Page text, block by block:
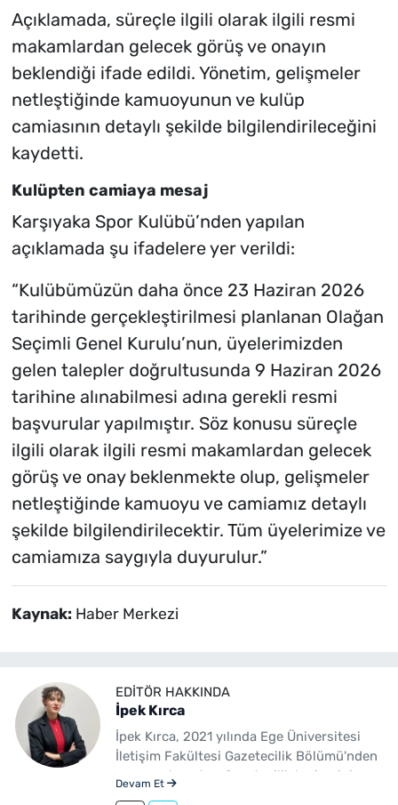
Açıklamada, süreçle ilgili olarak ilgili resmi
makamlardan gelecek görüş ve onayın
beklendiği ifade edildi. Yönetim, gelişmeler
netleştiğinde kamuoyunun ve kulüp
camiasının detaylı şekilde bilgilendirileceğini
kaydetti.
Kulüpten camiaya mesaj
Karşıyaka Spor Kulübü’nden yapılan
açıklamada şu ifadelere yer verildi:
“Kulübümüzün daha önce 23 Haziran 2026
tarihinde gerçekleştirilmesi planlanan Olağan
Seçimli Genel Kurulu’nun, üyelerimizden
gelen talepler doğrultusunda 9 Haziran 2026
tarihine alınabilmesi adına gerekli resmi
başvurular yapılmıştır. Söz konusu süreçle
ilgili olarak ilgili resmi makamlardan gelecek
görüş ve onay beklenmekte olup, gelişmeler
netleştiğinde kamuoyu ve camiamız detaylı
şekilde bilgilendirilecektir. Tüm üyelerimize ve
camiamıza saygıyla duyurulur.”
Kaynak: Haber Merkezi
EDITÖR HAKKINDA
İpek Kırca
İpek Kırca, 2021 yılında Ege Üniversitesi
İletişim Fakültesi Gazetecilik Bölümü'nden
mezun olmuştur. Gazetecilik kariyerini
Devam Et